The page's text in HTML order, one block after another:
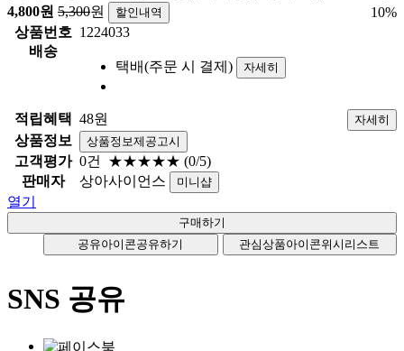
4,800원 5,300원 할인내역 10%
상품번호 1224033
배송
택배(주문 시 결제)
자세히
적립혜택 48원 자세히
상품정보 상품정보제공고시
고객평가 0건 ★★★★★ (0/5)
판매자
상아사이언스 미니샵
열기
공유아이콘공유하기 관심상품아이콘위시리스트
SNS 공유